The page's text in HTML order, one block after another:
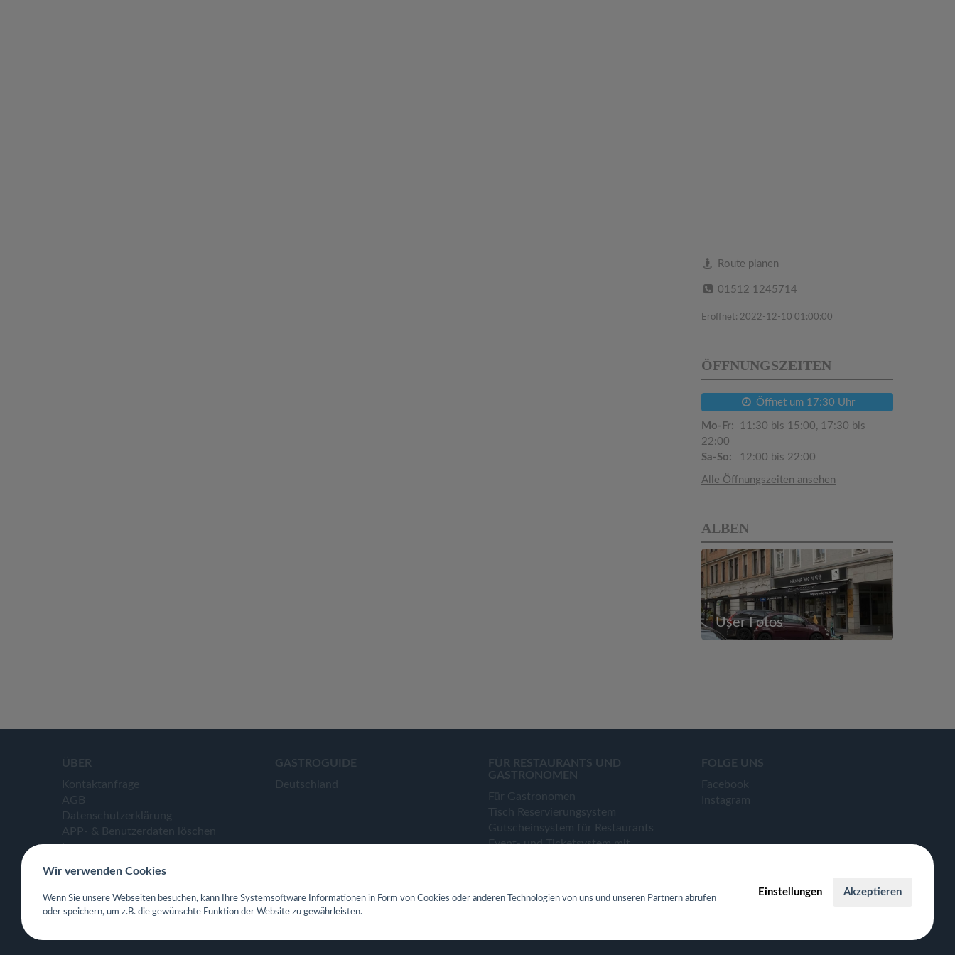
Route planen
01512 1245714
Eröffnet: 2022-12-10 01:00:00
ÖFFNUNGSZEITEN
Öffnet um 17:30 Uhr
Mo-Fr:
11:30 bis 15:00, 17:30 bis
22:00
Sa-So:
12:00 bis 22:00
Alle Öffnungszeiten ansehen
ALBEN
User Fotos
ÜBER
Kontaktanfrage
AGB
Datenschutzerklärung
APP- & Benutzerdaten löschen
Impressum
GASTROGUIDE
Deutschland
FÜR RESTAURANTS UND
GASTRONOMEN
Für Gastronomen
Tisch Reservierungsystem
Gutscheinsystem für Restaurants
Event- und Ticketsystem mit
Webseiten für Restaurant
FOLGE UNS
Facebook
Instagram
Wir verwenden Cookies
Wenn Sie unsere Webseiten besuchen, kann Ihre Systemsoftware Informationen in Form von Cookies oder anderen Technologien von uns und unseren Partnern abrufen
oder speichern, um z.B. die gewünschte Funktion der Website zu gewährleisten.
Einstellungen Akzeptieren